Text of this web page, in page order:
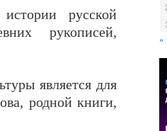
русской
рукописей,
является для
родной книги,
«